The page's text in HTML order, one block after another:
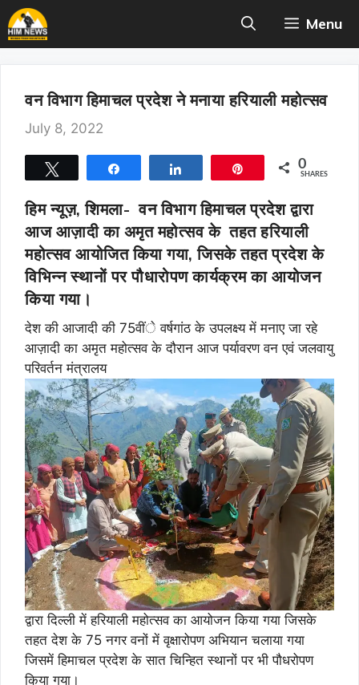
Skip
to
content
Menu
वन विभाग हिमाचल प्रदेश ने मनाया हरियाली महोत्सव
July 8, 2022
0
SHARES
हिम न्यूज़, शिमला- वन विभाग हिमाचल प्रदेश द्वारा
आज आज़ादी का अमृत महोत्सव के तहत हरियाली
महोत्सव आयोजित किया गया, जिसके तहत प्रदेश के
विभिन्न स्थानों पर पौधारोपण कार्यक्रम का आयोजन
किया गया।
देश की आजादी की 75वींे वर्षगांठ के उपलक्ष्य में मनाए जा रहे
आज़ादी का अमृत महोत्सव के दौरान आज पर्यावरण वन एवं जलवायु
परिवर्तन मंत्रालय
द्वारा दिल्ली में हरियाली महोत्सव का आयोजन किया गया जिसके
तहत देश के 75 नगर वनों में वृक्षारोपण अभियान चलाया गया
जिसमें हिमाचल प्रदेश के सात चिन्हित स्थानों पर भी पौधरोपण
किया गया।